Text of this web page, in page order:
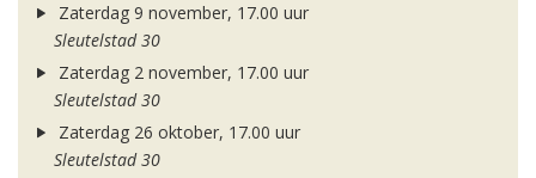
Zaterdag 9 november, 17.00 uur
Sleutelstad 30
Zaterdag 2 november, 17.00 uur
Sleutelstad 30
Zaterdag 26 oktober, 17.00 uur
Sleutelstad 30